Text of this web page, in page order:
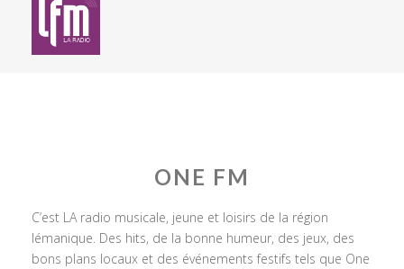
ONE FM
C’est LA radio musicale, jeune et loisirs de la région
lémanique. Des hits, de la bonne humeur, des jeux, des
bons plans locaux et des événements festifs tels que One